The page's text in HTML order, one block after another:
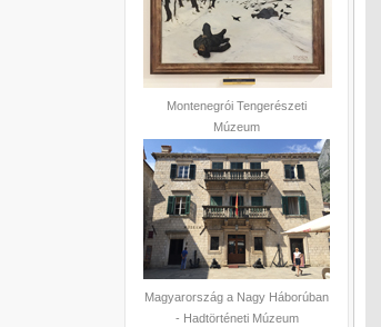
Montenegrói Tengerészeti
Múzeum
Magyarország a Nagy Háborúban
- Hadtörténeti Múzeum